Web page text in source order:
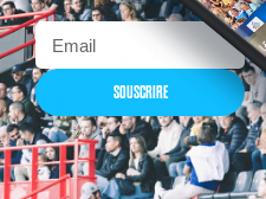
SOUSCRIRE